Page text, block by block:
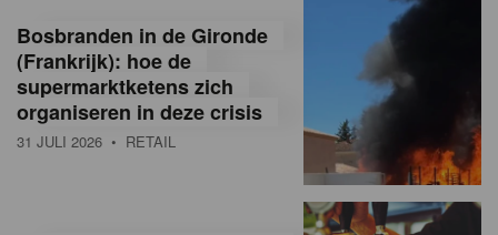
n
e
Bosbranden in de Gironde
(Frankrijk): hoe de
supermarktketens zich
organiseren in deze crisis
31 JULI 2026 • RETAIL